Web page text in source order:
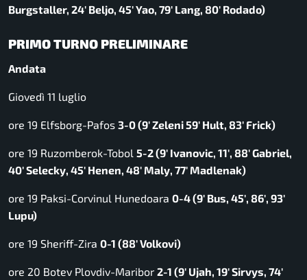
Burgstaller, 24′ Beljo, 45′ Yao, 79′ Lang, 80′ Rodado)
PRIMO TURNO PRELIMINARE
Andata
Giovedì 11 luglio
ore 19 Elfsborg-Pafos 3-0 (9′ Zeleni 59′ Hult, 83′ Frick)
ore 19 Ruzomberok-Tobol 5-2 (9′ Ivanovic, 11′, 88′ Gabriel,
40′ Selecky, 45′ Henen, 48′ Maly, 77′ Madlenak)
ore 19 Paksi-Corvinul Hunedoara 0-4 (9′ Bus, 45′, 86′, 93′
Lupu)
ore 19 Sheriff-Zira 0-1 (88′ Volkovi)
ore 20 Botev Plovdiv-Maribor 2-1 (9′ Ujah, 19′ Sirvys, 74′